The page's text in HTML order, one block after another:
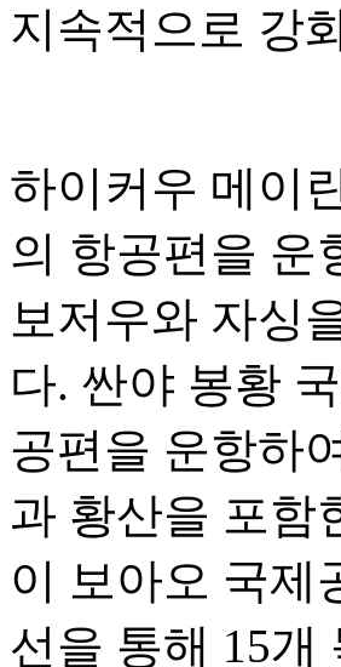
지속적으로 강
하이커우 메이
의 항공편을 운
보저우와 자싱
다. 싼야 봉황
공편을 운항하
과 황산을 포함
이 보아오 국제
선을 통해 15개